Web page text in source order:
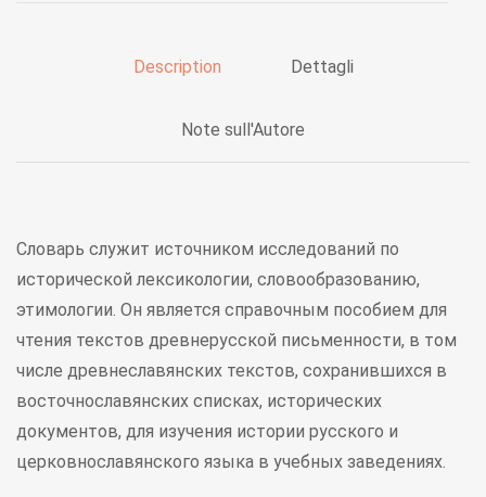
Description Dettagli
Note sull'Autore
Словарь служит источником исследований по
исторической лексикологии, словообразованию,
этимологии. Он является справочным пособием для
чтения текстов древнерусской письменности, в том
числе древнеславянских текстов, сохранившихся в
восточнославянских списках, исторических
документов, для изучения истории русского и
церковнославянского языка в учебных заведениях.